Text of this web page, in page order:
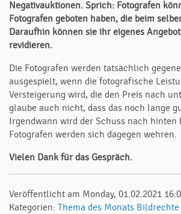
Negativauktionen. Sprich: Fotografen
Fotografen geboten haben, die beim
Daraufhin können sie ihr eigenes
revidieren.
Die Fotografen werden tatsächlich
ausgespielt, wenn die fotografische
Versteigerung wird, die den Preis nach
glaube auch nicht, dass das noch lange
Irgendwann wird der Schuss nach hinten
Fotografen werden sich dagegen wehren.
Vielen Dank für das Gespräch.
Veröffentlicht am Monday, 01.02.2021
Kategorien: Thema des Monats Bildrechte